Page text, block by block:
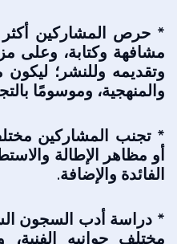
* حرص المشاركين أكثر
مشافهة وكتابة، وعلى
وتقديمه وللنشر؛
والمنهجية، وموسومًا
* تجنب المشاركين
أو مظاهر الإطالة
الفائدة والإضافة.
* دراسة أدب السجون
مختلف جوانبه الفنية،